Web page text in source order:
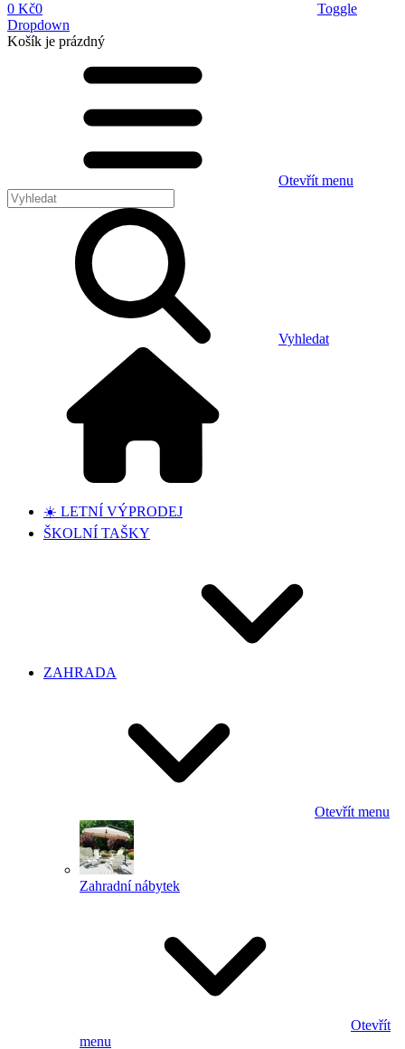
0 Kč0
Toggle
Dropdown
Košík je prázdný
Otevřít menu
Vyhledat
☀️ LETNÍ VÝPRODEJ
ŠKOLNÍ TAŠKY
ZAHRADA
Otevřít menu
Zahradní nábytek
Otevřít
menu